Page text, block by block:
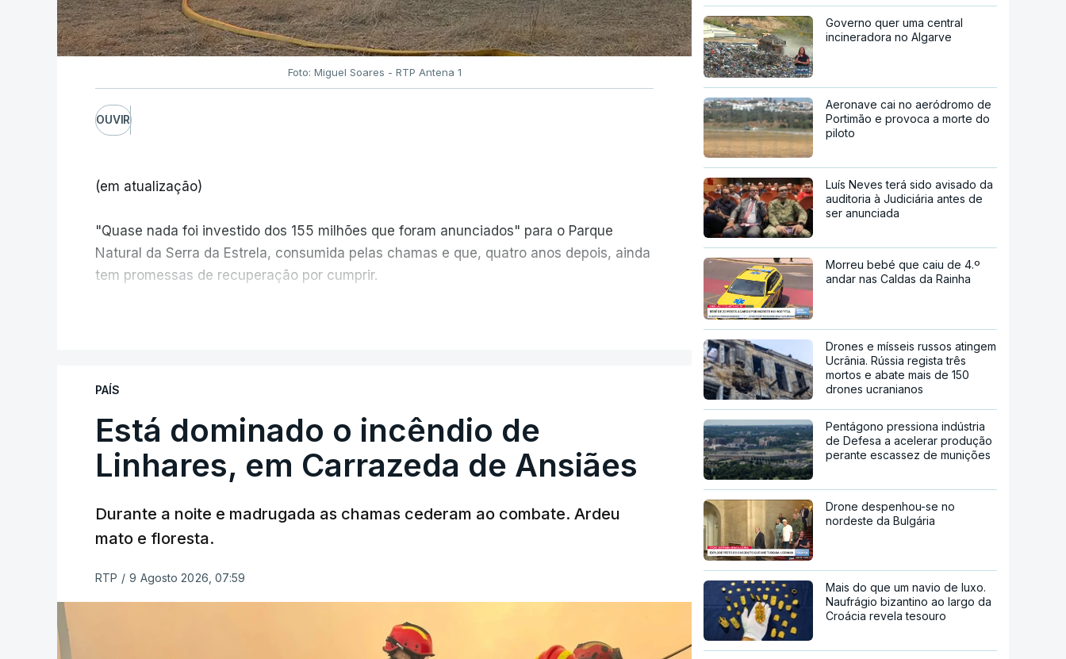
Foto: Miguel Soares - RTP Antena 1
OUVIR
(em atualização)
"Quase nada foi investido dos 155 milhões que foram anunciados" para o Parque
Natural da Serra da Estrela, consumida pelas chamas e que, quatro anos depois, ainda
tem promessas de recuperação por cumprir.
ERRO 100
ERROR ON HTML5 MEDIA ELEMENT
PAÍS
Está dominado o incêndio de
Linhares, em Carrazeda de Ansiães
Durante a noite e madrugada as chamas cederam ao combate. Ardeu
mato e floresta.
RTP / 9 Agosto 2026, 07:59
Governo quer uma central
incineradora no Algarve
Aeronave cai no aeródromo de
Portimão e provoca a morte do
piloto
Luís Neves terá sido avisado da
auditoria à Judiciária antes de
ser anunciada
Morreu bebé que caiu de 4.º
andar nas Caldas da Rainha
Drones e mísseis russos atingem
Ucrânia. Rússia regista três
mortos e abate mais de 150
drones ucranianos
Pentágono pressiona indústria
de Defesa a acelerar produção
perante escassez de munições
Drone despenhou-se no
nordeste da Bulgária
Mais do que um navio de luxo.
Naufrágio bizantino ao largo da
Croácia revela tesouro